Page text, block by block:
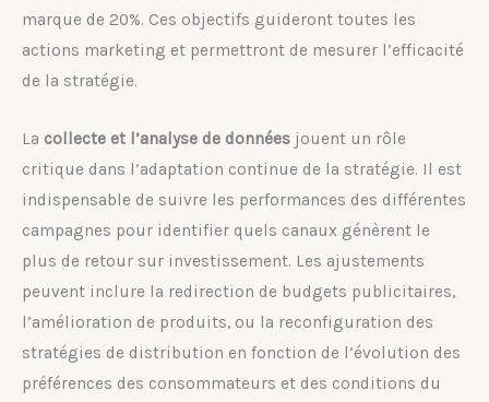
marque de 20%. Ces objectifs guideront toutes les
actions marketing et permettront de mesurer l’efficacité
de la stratégie.
La collecte et l’analyse de données jouent un rôle
critique dans l’adaptation continue de la stratégie. Il est
indispensable de suivre les performances des différentes
campagnes pour identifier quels canaux génèrent le
plus de retour sur investissement. Les ajustements
peuvent inclure la redirection de budgets publicitaires,
l’amélioration de produits, ou la reconfiguration des
stratégies de distribution en fonction de l’évolution des
préférences des consommateurs et des conditions du